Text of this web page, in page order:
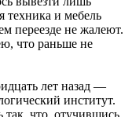
техника и мебель
переезде не жалеют.
что раньше не
лет назад —
институт.
так, что, отучившись